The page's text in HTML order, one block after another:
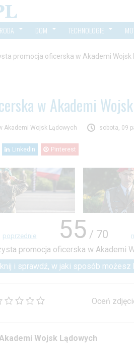
DOM TECHNOLOGIE
promocja oficerska w Akademi Wojsk
w Akademi
Akademi Wojsk Lądowych sobota, 09
LinkedIn Pinterest
poprzednie 55 / 70
i sprawdź, w jaki sposób
Oceń
Wojsk Lądowych